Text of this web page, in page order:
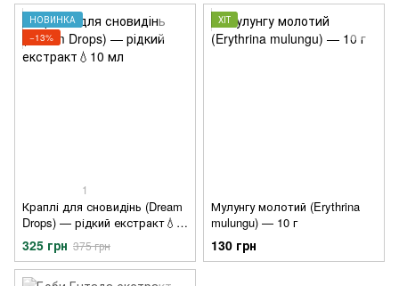
НОВИНКА
−13%
1
Краплі для сновидінь (Dream
Drops) — рідкий екстракт💧
10 мл
325 грн 375 грн
ХІТ
Мулунгу молотий (Erythrina
mulungu) — 10 г
130 грн